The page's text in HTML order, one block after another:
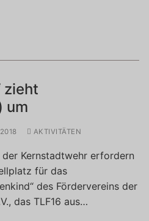
zieht
um
AKTIVITÄTEN
Kernstadtwehr erfordern
für das
des Fördervereins der
das TLF16 aus…